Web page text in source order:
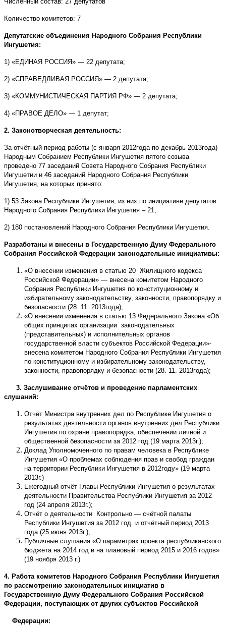
Количество комитетов: 7
Депутатские объединения Народного Собрания Республики
Ингушетия:
1) «ЕДИНАЯ РОССИЯ» — 22 депутата;
2) «СПРАВЕДЛИВАЯ РОССИЯ» — 2 депутата;
3) «КОММУНИСТИЧЕСКАЯ ПАРТИЯ РФ» — 2 депутата;
4) «ПРАВОЕ ДЕЛО» — 1 депутат;
2. Законотворческая деятельность:
За отчётный период работы (с января 2012года по декабрь 2013года)
Народным Собранием Республики Ингушетия пятого созыва
проведено 77 заседаний Совета Народного Собрания Республики
Ингушетии и 46 заседаний Народного Собрания Республики
Ингушетия, на которых принято:
1) 53 Закона Республики Ингушетия, из них по инициативе депутатов
Народного Собрания Республики Ингушетия – 21;
2) 180 постановлений Народного Собрания Республики Ингушетия.
Разработаны и внесены в Государственную Думу Федерального
Собрания Российской Федерации законодательные инициативы:
«О внесении изменения в статью 20 Жилищного кодекса
Российской Федерации» — внесена комитетом Народного
Собрания Республики Ингушетия по конституционному и
избирательному законодательству, законности, правопорядку и
безопасности (28. 11. 2013года);
«О внесении изменения в статью 13 Федерального Закона «Об
общих принципах организации законодательных
(представительных) и исполнительных органов
государственной власти субъектов Российской Федерации»-
внесена комитетом Народного Собрания Республики Ингушетия
по конституционному и избирательному законодательству,
законности, правопорядку и безопасности (28. 11. 2013года);
3. Заслушивание отчётов и проведение парламентских
слушаний:
Отчёт Министра внутренних дел по Республике Ингушетия о
результатах деятельности органов внутренних дел Республики
Ингушетия по охране правопорядка, обеспечении личной и
общественной безопасности за 2012 год (19 марта 2013г.);
Доклад Уполномоченного по правам человека в Республике
Ингушетия «О проблемах соблюдения прав и свобод граждан
на территории Республики Ингушетия в 2012году» (19 марта
2013г.)
Ежегодный отчёт Главы Республики Ингушетия о результатах
деятельности Правительства Республики Ингушетия за 2012
год (24 апреля 2013г.);
Отчёт о деятельности Контрольно — счётной палаты
Республики Ингушетия за 2012 год и отчётный период 2013
года (25 июня 2013г.);
Публичные слушания «О параметрах проекта республиканского
бюджета на 2014 год и на плановый период 2015 и 2016 годов»
(19 ноября 2013 г.)
4. Работа комитетов Народного Собрания Республики Ингушетия
по рассмотрению законодательных инициатив в
Государственную Думу Федерального Собрания Российской
Федерации, поступающих от других субъектов Российской
Федерации: